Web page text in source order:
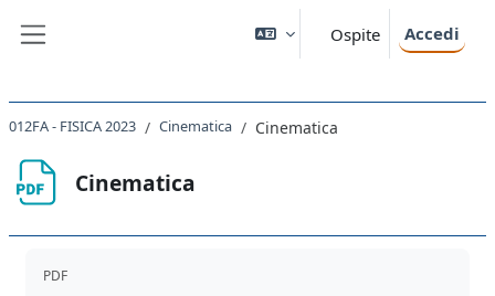
Ospite Accedi
012FA - FISICA 2023 Cinematica Cinematica
Cinematica
PDF